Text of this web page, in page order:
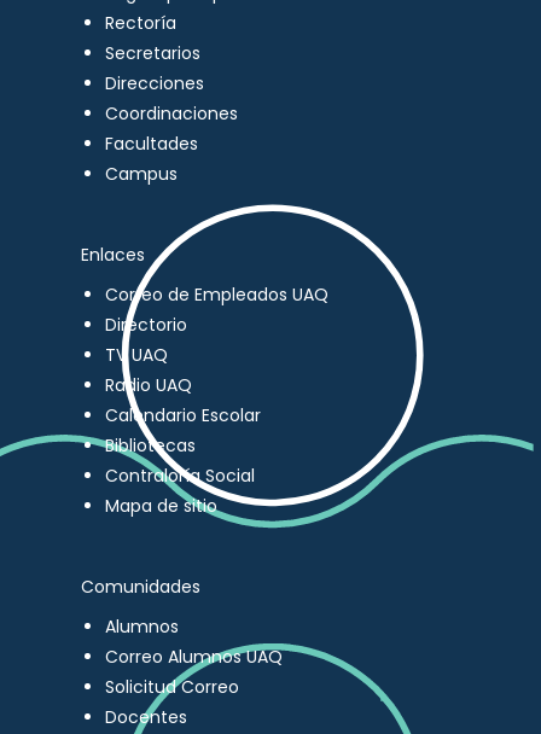
Rectoría
Secretarios
Direcciones
Coordinaciones
Facultades
Campus
Enlaces
Correo de Empleados UAQ
Directorio
TV UAQ
Radio UAQ
Calendario Escolar
Bibliotecas
Contraloría Social
Mapa de sitio
Comunidades
Alumnos
Correo Alumnos UAQ
Solicitud Correo
Docentes